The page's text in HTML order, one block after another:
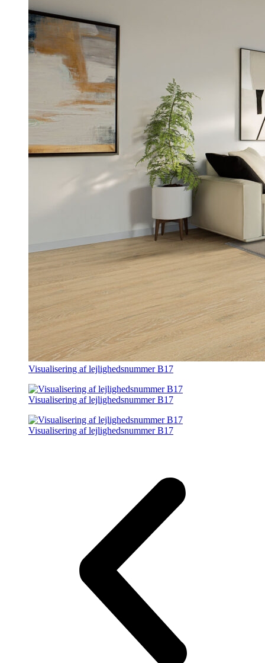
Visualisering af lejlighedsnummer B17
Visualisering af lejlighedsnummer B17
Visualisering af lejlighedsnummer B17